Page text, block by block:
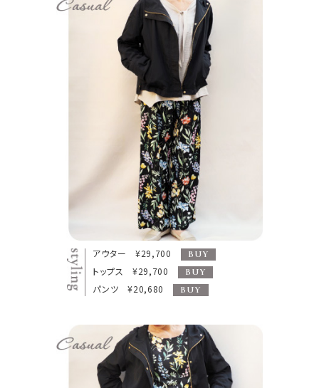
アウター ¥29,700 BUY
トップス ¥29,700 BUY
パンツ ¥20,680 BUY